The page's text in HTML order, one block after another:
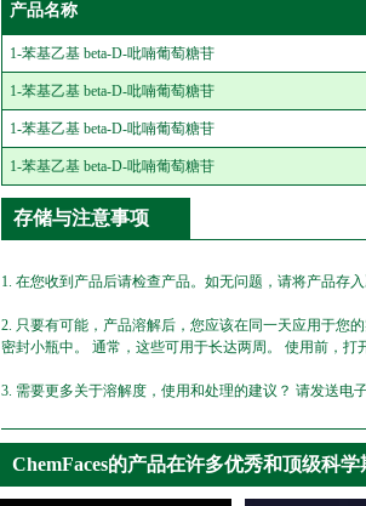
产品名称
1-苯基乙基 beta-D-吡喃葡萄糖苷
1-苯基乙基 beta-D-吡喃葡萄糖苷
1-苯基乙基 beta-D-吡喃葡萄糖苷
1-苯基乙基 beta-D-吡喃葡萄糖苷
存储与注意事项
1. 在您收到产品后请检查产品。如无问题，请将产品存
2. 只要有可能，产品溶解后，您应该在同一天应用于您
密封小瓶中。 通常，这些可用于长达两周。 使用前，
3. 需要更多关于溶解度，使用和处理的建议？ 请发送电子
ChemFaces的产品在许多优秀和顶级科学